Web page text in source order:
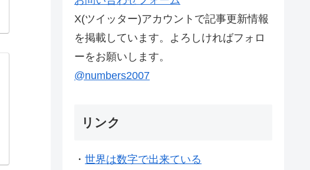
X(ツイッター)アカウントで記事更新情報
を掲載しています。よろしければフォロ
ーをお願いします。
@numbers2007
リンク
・ 世界は数字で出来ている